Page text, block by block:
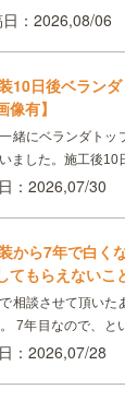
現在、樋がベタベ
：2026,08/06
10日後ベラン
像有】
緒にベランダトッ
ました。施工後10
か？
：2026,07/30
から7年で白く
てもらえないこ
相談させて頂いた
7年目なので、と
してもムラはでき
：2026,07/28